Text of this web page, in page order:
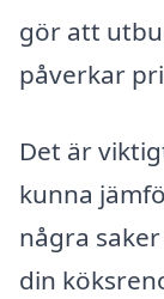
gör att
påverkar
Det är
kunna
några
din